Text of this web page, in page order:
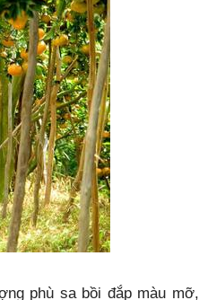
phù sa bồi đắp màu mỡ,